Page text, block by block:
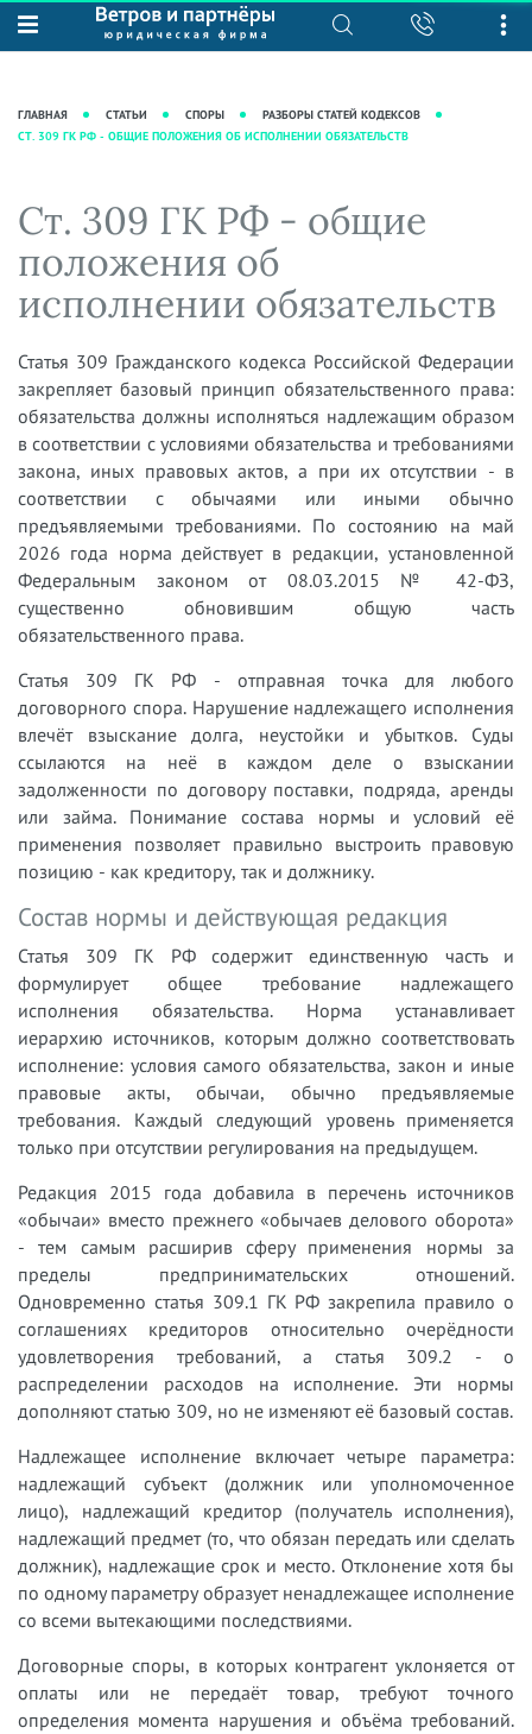
О нас
Рекомендации
Преимущества юридической
фирмы
Кейсы
Вакансии
Юридические услуги
Интеллектуальная собственность
Налоговая практика
Сопровождение бизнеса
Ведение уголовных дел
Ведение дел о банкротстве
База знаний
практики"
Новости
Аудиоподкасты
Видеоподкасты
Справочная
Вопросы-ответы
Вебинары и семинары
Прямые эфиры
ГЛАВНАЯ СТАТЬИ СПОРЫ
РАЗБОРЫ СТАТЕЙ КОДЕКСОВ
СТ. 309 ГК РФ - ОБЩИЕ ПОЛОЖЕНИЯ ОБ ИСПОЛНЕНИИ ОБЯЗАТЕЛЬСТВ
Ст. 309 ГК РФ - общие
положения об
исполнении обязательств
Статья 309 Гражданского кодекса Российской Федерации
закрепляет базовый принцип обязательственного права:
обязательства должны исполняться надлежащим образом
в соответствии с условиями обязательства и требованиями
закона, иных правовых актов, а при их отсутствии - в
соответствии с обычаями или иными обычно
предъявляемыми требованиями. По состоянию на май
2026 года норма действует в редакции, установленной
Федеральным законом от 08.03.2015 № 42-ФЗ,
существенно обновившим общую часть
обязательственного права.
Статья 309 ГК РФ - отправная точка для любого
договорного спора. Нарушение надлежащего исполнения
влечёт взыскание долга, неустойки и убытков. Суды
ссылаются на неё в каждом деле о взыскании
задолженности по договору поставки, подряда, аренды
или займа. Понимание состава нормы и условий её
применения позволяет правильно выстроить правовую
позицию - как кредитору, так и должнику.
Состав нормы и действующая редакция
Статья 309 ГК РФ содержит единственную часть и
формулирует общее требование надлежащего
исполнения обязательства. Норма устанавливает
иерархию источников, которым должно соответствовать
исполнение: условия самого обязательства, закон и иные
правовые акты, обычаи, обычно предъявляемые
требования. Каждый следующий уровень применяется
только при отсутствии регулирования на предыдущем.
Редакция 2015 года добавила в перечень источников
«обычаи» вместо прежнего «обычаев делового оборота»
- тем самым расширив сферу применения нормы за
пределы предпринимательских отношений.
Одновременно статья 309.1 ГК РФ закрепила правило о
соглашениях кредиторов относительно очерёдности
удовлетворения требований, а статья 309.2 - о
распределении расходов на исполнение. Эти нормы
дополняют статью 309, но не изменяют её базовый состав.
Надлежащее исполнение включает четыре параметра:
надлежащий субъект (должник или уполномоченное
лицо), надлежащий кредитор (получатель исполнения),
надлежащий предмет (то, что обязан передать или сделать
должник), надлежащие срок и место. Отклонение хотя бы
по одному параметру образует ненадлежащее исполнение
со всеми вытекающими последствиями.
Договорные споры, в которых контрагент уклоняется от
оплаты или не передаёт товар, требуют точного
определения момента нарушения и объёма требований.